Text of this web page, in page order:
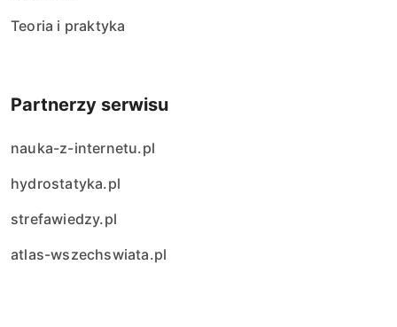
Teoria i praktyka
Partnerzy serwisu
nauka-z-internetu.pl
hydrostatyka.pl
strefawiedzy.pl
atlas-wszechswiata.pl